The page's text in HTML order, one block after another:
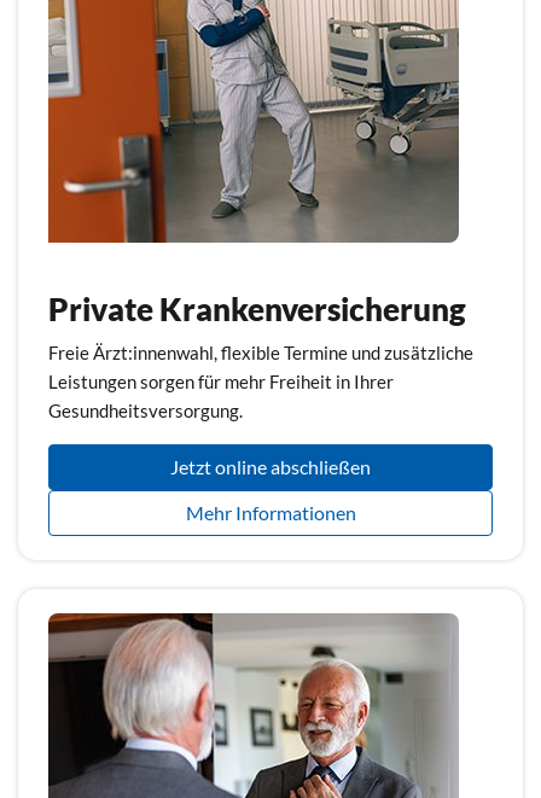
Private Krankenversicherung
Freie Ärzt:innenwahl, flexible Termine und zusätzliche
Leistungen sorgen für mehr Freiheit in Ihrer
Gesundheitsversorgung.
Jetzt online abschließen
Mehr Informationen